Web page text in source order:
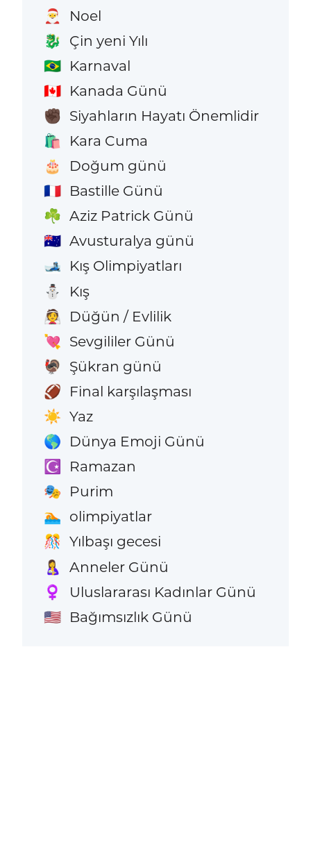
🎅 Noel
🐉 Çin yeni Yılı
🇧🇷 Karnaval
🇨🇦 Kanada Günü
✊🏿 Siyahların Hayatı Önemlidir
🛍️ Kara Cuma
🎂 Doğum günü
🇫🇷 Bastille Günü
☘️ Aziz Patrick Günü
🇦🇺 Avusturalya günü
🎿 Kış Olimpiyatları
⛄ Kış
👰 Düğün / Evlilik
💘 Sevgililer Günü
🦃 Şükran günü
🏈 Final karşılaşması
☀️ Yaz
🌎 Dünya Emoji Günü
☪️ Ramazan
🎭 Purim
🏊 olimpiyatlar
🎊 Yılbaşı gecesi
🤱 Anneler Günü
♀️ Uluslararası Kadınlar Günü
🇺🇸 Bağımsızlık Günü